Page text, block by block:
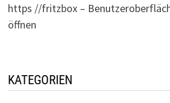
https //fritzbox –
öffnen
KATEGORIEN